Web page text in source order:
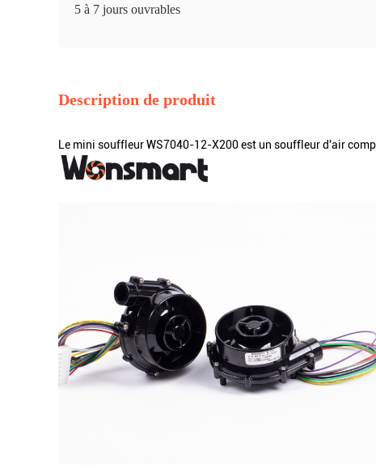
5 à 7 jours ouvrables
Description de produit
Le mini souffleur WS7040-12-X200 est un souffleur d'air